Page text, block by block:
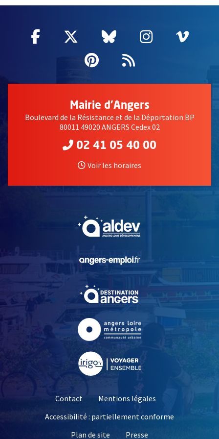
Facebook
, Ouvre une nouvelle fenêtre
Twitter
, Ouvre une nouvelle
Bluesky
, Ouvre une
Instagram
, Ouvre
,
Pinterest
, Ouvre une
Flux RSS
Mairie d'Angers
Boulevard de la Résistance et de la Déportation BP
80011 49020 ANGERS Cedex 02
02 41 05 40 00
Voir les horaires
, Ouvre une nouvelle
, Ouvre une nouvelle
Contact
Mentions légales
Accessibilité : partiellement conforme
Plan de site
Presse